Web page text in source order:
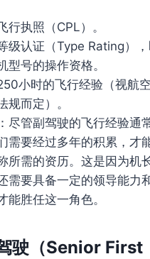
行执照（CPL）。
级认证（Type Rating）
型号的操作资格。
小时的飞行经验（视航
规而定）。
：尽管副驾驶的飞行经验通
需要经过多年的积累，才
所需的资历。这是因为机
需要具备一定的领导能力
能胜任这一角色。
驶（Senior First